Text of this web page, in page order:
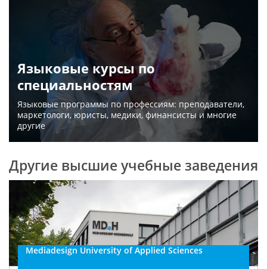
Языковые курсы по
специальностям
Языковые программы по профессиям: преподаватели,
маркетологи, юристы, медики, финансисты и многие
другие
Другие высшие учебные заведения
Mediadesign University of Applied Sciences